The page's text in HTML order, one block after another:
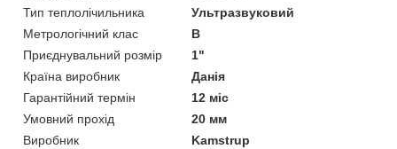
Тип теплолічильника
Ультразвуковий
Метрологічний клас
В
Приєднувальний розмір
1"
Країна виробник
Данія
Гарантійний термін
12 міс
Умовний прохід
20 мм
Виробник
Kamstrup